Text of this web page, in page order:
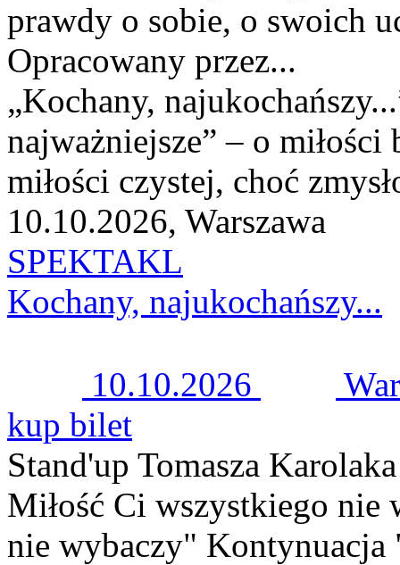
prawdy o sobie, o swoich
Opracowany przez...
„Kochany,
najważniejsze” – o
miłości czystej, choć
10.10.2026, Warszawa
SPEKTAKL
Kochany, najukochańszy...
10.10.2026
kup bilet
Stand'up Tomasza Karolaka
Miłość Ci wszystkiego nie
nie wybaczy"